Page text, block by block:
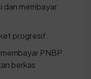
dan membayar
progresif.
PNBP
berkas